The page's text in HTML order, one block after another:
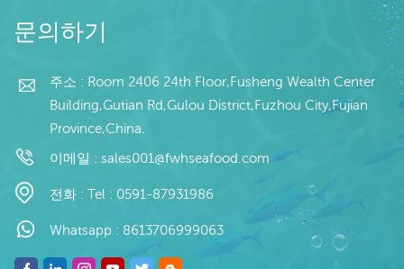
지: 중국 브랜드: 푸 왕 행
금 확인 후 20일 이내 원산
문의하기
주소 : Room 2406 24th Floor,Fusheng Wealth Center
Building,Gutian Rd,Gulou District,Fuzhou City,Fujian
Province,China.
이메일 : sales001@fwhseafood.com
전화 : Tel : 0591-87931986
Whatsapp : 8613706999063